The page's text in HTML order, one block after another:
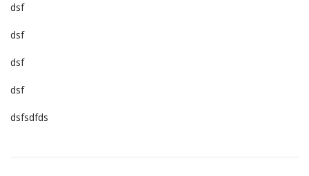
dsf
dsf
dsf
dsf
dsfsdfds